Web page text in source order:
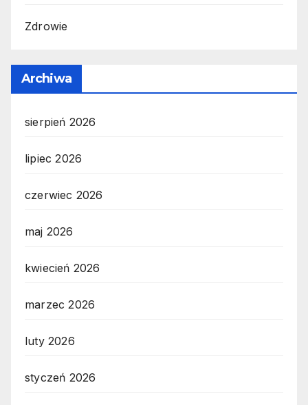
Zdrowie
Archiwa
sierpień 2026
lipiec 2026
czerwiec 2026
maj 2026
kwiecień 2026
marzec 2026
luty 2026
styczeń 2026